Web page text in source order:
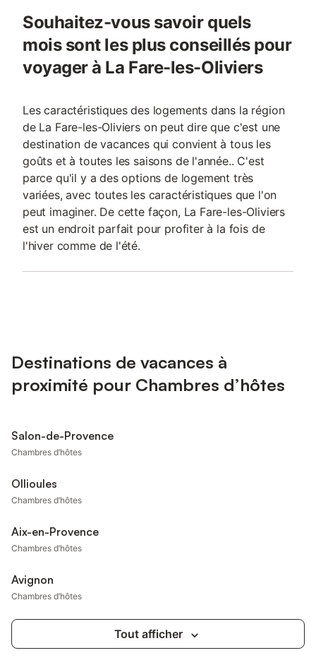
Souhaitez-vous savoir quels
mois sont les plus conseillés pour
voyager à La Fare-les-Oliviers
Les caractéristiques des logements dans la région
de La Fare-les-Oliviers on peut dire que c'est une
destination de vacances qui convient à tous les
goûts et à toutes les saisons de l'année.. C'est
parce qu'il y a des options de logement très
variées, avec toutes les caractéristiques que l'on
peut imaginer. De cette façon, La Fare-les-Oliviers
est un endroit parfait pour profiter à la fois de
l'hiver comme de l'été.
Destinations de vacances à
proximité pour Chambres d’hôtes
Salon-de-Provence
Chambres d’hôtes
Ollioules
Chambres d’hôtes
Aix-en-Provence
Chambres d’hôtes
Avignon
Chambres d’hôtes
Tout afficher